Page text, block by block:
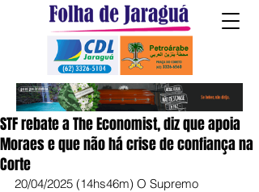
STF rebate a The Economist, diz que apoia
Moraes e que não há crise de confiança na
Corte
20/04/2025 (14hs46m) O Supremo